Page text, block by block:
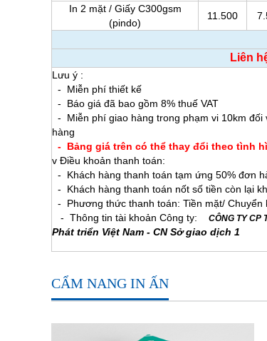
In 2 mặt / Giấy C300gsm
(pindo)
11.500
Liên
Lưu ý :
- Miễn phí thiết kế
- Báo giá đã bao
- Miễn phí giao hàng trong phạm vi 10km
hàng
- Bảng giá trên có thể thay đổi theo tình
v Điều khoản thanh toán:
- Khách hàng thanh toán tạm ứng 50% đơn
- Khách hàng thanh toán nốt số tiền còn lại
- Phương thức thanh toán: Tiền mặt/ Chuyển
- Thông tin tài khoản Công ty: CÔNG TY CP
Phát triển Việt Nam - CN Sở giao dịch 1
CẨM NANG IN ẤN